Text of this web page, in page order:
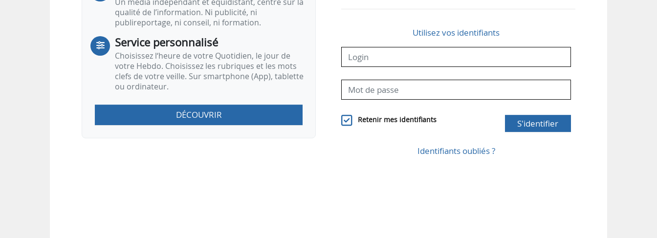
qualité de l’information. Ni publicité, ni
publireportage, ni conseil, ni formation.
Service personnalisé
Choisissez l‘heure de votre Quotidien, le jour de
votre Hebdo. Choisissez les rubriques et les mots
clefs de votre veille. Sur smartphone (App), tablette
ou ordinateur.
DÉCOUVRIR
Utilisez vos identifiants
Retenir mes identifiants S'identifier
Identifiants oubliés ?